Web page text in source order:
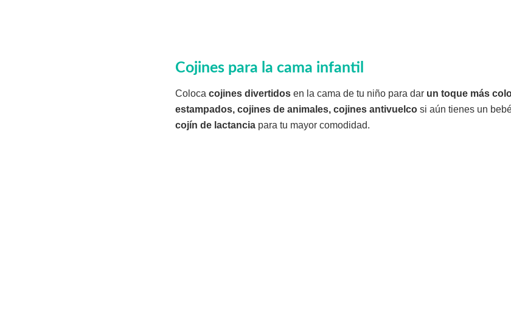
Cojines para la cama infantil
Coloca cojines divertidos en la cama de tu niño para dar un toque más
estampados, cojines de animales, cojines antivuelco si aún tienes un
cojín de lactancia para tu mayor comodidad.